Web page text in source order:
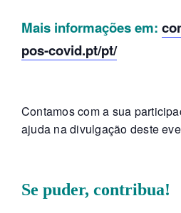
Mais informações em:
pos-covid.pt/pt/
Contamos com a sua
ajuda na divulgação deste
Se puder, contribua!